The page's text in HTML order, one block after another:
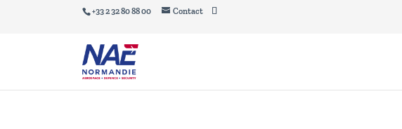
+33 2 32 80 88 00 Contact